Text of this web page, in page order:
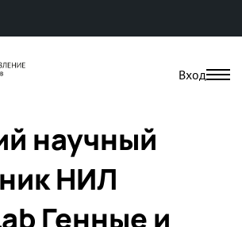
Вход
научный
НИЛ
Генные и